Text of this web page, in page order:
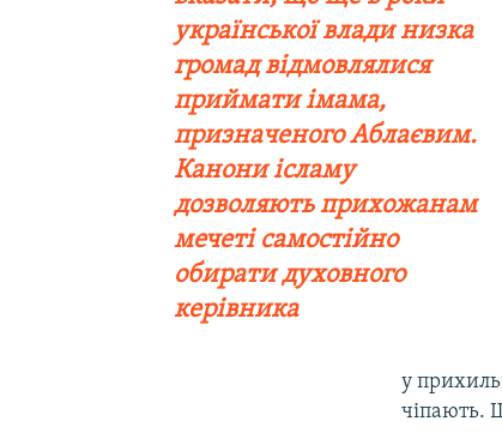
української влади низка
громад відмовлялися
приймати імама,
призначеного Аблаєвим.
Канони ісламу
дозволяють прихожанам
мечеті самостійно
обирати духовного
керівника
у
чіпають.